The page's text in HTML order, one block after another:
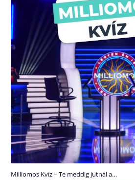
Milliomos Kvíz – Te meddig jutnál a…